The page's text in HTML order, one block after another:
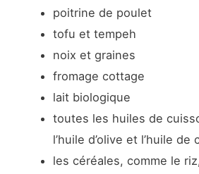
poitrine de poulet
tofu et tempeh
noix et graines
fromage cottage
lait biologique
toutes les huiles de
l’huile d’olive et l’huile de
les céréales, comme le